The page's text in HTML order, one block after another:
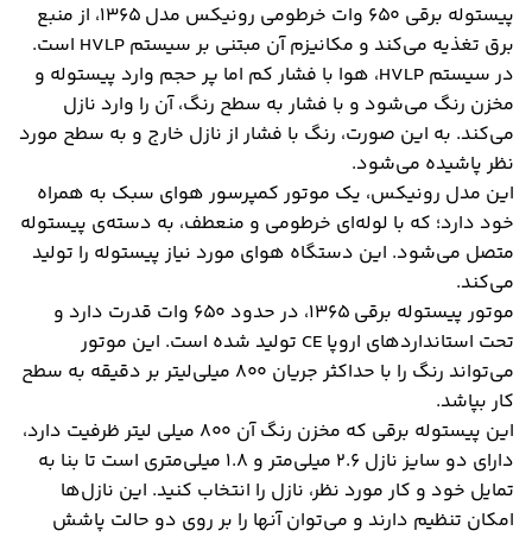
پیستوله برقی ۶۵۰ وات خرطومی رونیکس مدل ۱۳۶۵، از منبع
برق تغذیه می‌کند و مکانیزم آن مبتنی بر سیستم HVLP است.
در سیستم HVLP، هوا با فشار کم اما پر حجم وارد پیستوله و
مخزن رنگ می‌شود و با فشار به سطح رنگ، آن را وارد نازل
می‌کند. به این صورت، رنگ با فشار از نازل خارج و به سطح مورد
نظر پاشیده می‌شود.
این مدل رونیکس، یک موتور کمپرسور هوای سبک به همراه
خود دارد؛ که با لوله‌ای خرطومی و منعطف، به دسته‎‌ی پیستوله
متصل می‌شود. این دستگاه هوای مورد نیاز پیستوله را تولید
می‌کند.
موتور پیستوله برقی ۱۳۶۵، در حدود ۶۵۰ وات قدرت دارد و
تحت استانداردهای اروپا CE تولید شده است. این موتور
می‌تواند رنگ را با حداکثر جریان ۸۰۰ میلی‌لیتر بر دقیقه به سطح
کار بپاشد.
این پیستوله برقی که مخزن رنگ آن ۸۰۰ میلی لیتر ظرفیت دارد،
دارای دو سایز نازل ۲.۶ میلی‌متر و ۱.۸ میلی‌متری است تا بنا به
تمایل خود و کار مورد نظر، نازل را انتخاب کنید. این نازل‌ها
امکان تنظیم دارند و می‌توان آنها را بر روی دو حالت پاشش